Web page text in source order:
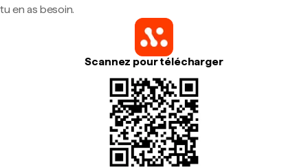
tu en as besoin.
Scannez pour télécharger